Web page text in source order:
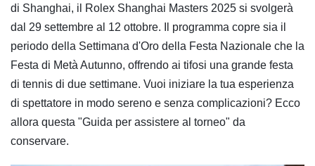
di Shanghai, il Rolex Shanghai Masters 2025 si svolgerà
dal 29 settembre al 12 ottobre. Il programma copre sia il
periodo della Settimana d'Oro della Festa Nazionale che la
Festa di Metà Autunno, offrendo ai tifosi una grande festa
di tennis di due settimane. Vuoi iniziare la tua esperienza
di spettatore in modo sereno e senza complicazioni? Ecco
allora questa "Guida per assistere al torneo" da
conservare.